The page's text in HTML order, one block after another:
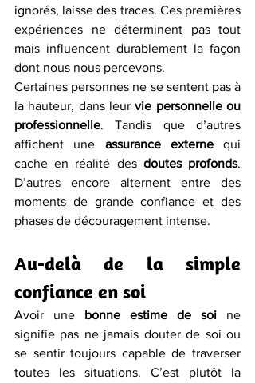
ignorés, laisse des traces. Ces premières
expériences ne déterminent pas tout
mais influencent durablement la façon
dont nous nous percevons.
Certaines personnes ne se sentent pas à
la hauteur, dans leur vie personnelle ou
professionnelle. Tandis que d’autres
affichent une assurance externe qui
cache en réalité des doutes profonds.
D’autres encore alternent entre des
moments de grande confiance et des
phases de découragement intense.
Au-delà de la simple
confiance en soi
Avoir une bonne estime de soi ne
signifie pas ne jamais douter de soi ou
se sentir toujours capable de traverser
toutes les situations. C’est plutôt la